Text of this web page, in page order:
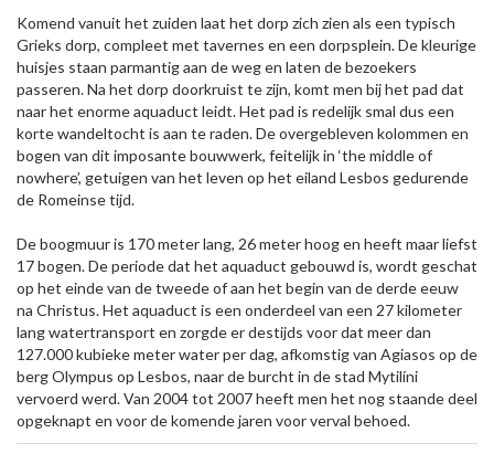
Komend vanuit het zuiden laat het dorp zich zien als een typisch
Grieks dorp, compleet met tavernes en een dorpsplein. De kleurige
huisjes staan parmantig aan de weg en laten de bezoekers
passeren. Na het dorp doorkruist te zijn, komt men bij het pad dat
naar het enorme aquaduct leidt. Het pad is redelijk smal dus een
korte wandeltocht is aan te raden. De overgebleven kolommen en
bogen van dit imposante bouwwerk, feitelijk in ‘the middle of
nowhere’, getuigen van het leven op het eiland Lesbos gedurende
de Romeinse tijd.
De boogmuur is 170 meter lang, 26 meter hoog en heeft maar liefst
17 bogen. De periode dat het aquaduct gebouwd is, wordt geschat
op het einde van de tweede of aan het begin van de derde eeuw
na Christus. Het aquaduct is een onderdeel van een 27 kilometer
lang watertransport en zorgde er destijds voor dat meer dan
127.000 kubieke meter water per dag, afkomstig van Agiasos op de
berg Olympus op Lesbos, naar de burcht in de stad Mytilíni
vervoerd werd. Van 2004 tot 2007 heeft men het nog staande deel
opgeknapt en voor de komende jaren voor verval behoed.